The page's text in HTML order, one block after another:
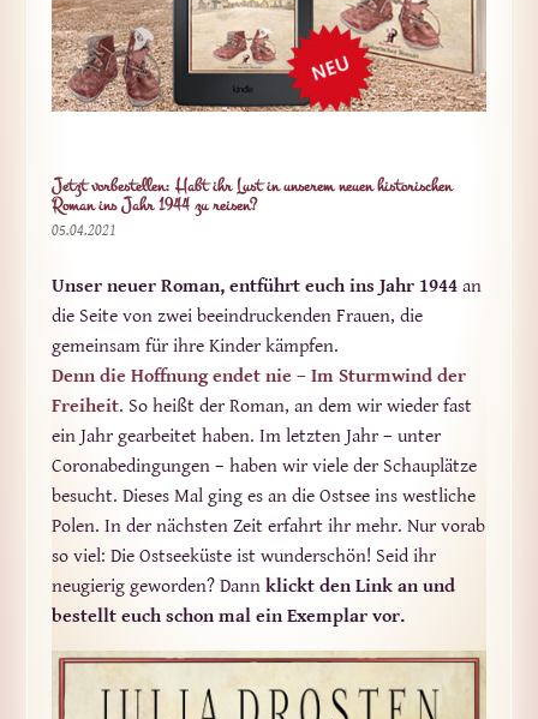
Jetzt vorbestellen: Habt ihr Lust in unserem neuen historischen
Roman ins Jahr 1944 zu reisen?
05.04.2021
Unser neuer Roman, entführt euch ins Jahr 1944 an
die Seite von zwei beeindruckenden Frauen, die
gemeinsam für ihre Kinder kämpfen.
Denn die Hoffnung endet nie – Im Sturmwind der
Freiheit. So heißt der Roman, an dem wir wieder fast
ein Jahr gearbeitet haben. Im letzten Jahr – unter
Coronabedingungen – haben wir viele der Schauplätze
besucht. Dieses Mal ging es an die Ostsee ins westliche
Polen. In der nächsten Zeit erfahrt ihr mehr. Nur vorab
so viel: Die Ostseeküste ist wunderschön! Seid ihr
neugierig geworden? Dannklickt den Link an und
bestellt euch schon mal ein Exemplar vor.